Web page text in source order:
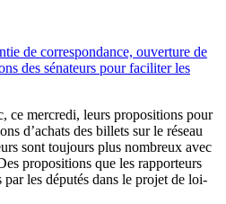
de correspondance, ouverture de
des sénateurs pour faciliter les
ce mercredi, leurs propositions pour
d’achats des billets sur le réseau
sont toujours plus nombreux avec
propositions que les rapporteurs
les députés dans le projet de loi-